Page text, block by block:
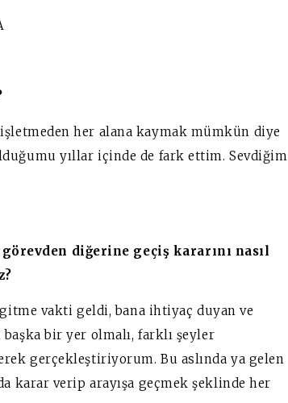
her alana kaymak mümkün diye
yıllar içinde de fark ettim. Sevdiğim
diğerine geçiş kararını nasıl
vakti geldi, bana ihtiyaç duyan ve
bir yer olmalı, farklı şeyler
gerçekleştiriyorum. Bu aslında ya gelen
karar verip arayışa geçmek şeklinde her